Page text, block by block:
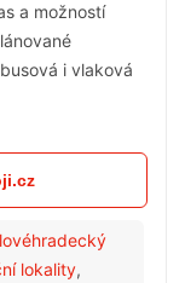
a možností
i vlaková
lokality,